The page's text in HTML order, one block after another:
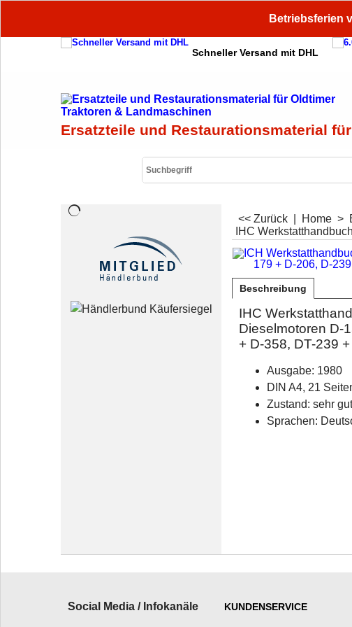
Betriebsferien
Schneller Versand mit DHL
Ersatzteile und Restaurationsmaterial
<< Zurück Home >
IHC
Beschreibung
IHC
Dieselmotoren D-
+ D-358, DT-239
Ausgabe: 1980
DIN A4, 21
Zustand: sehr gut
Sprachen:
Social Media / Infokanäle
KUNDENSERVICE